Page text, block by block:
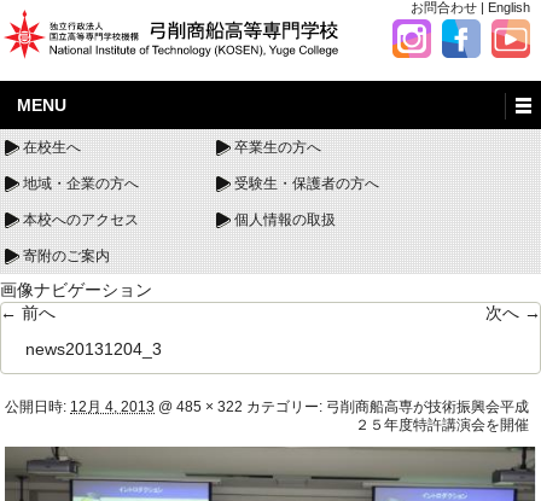
お問合わせ | English
MENU
在校生へ 卒業生の方へ
地域・企業の方へ 受験生・保護者の方へ
本校へのアクセス 個人情報の取扱
寄附のご案内
画像ナビゲーション
← 前へ
次へ →
news20131204_3
公開日時: 12月 4, 2013 @ 485 × 322 カテゴリー: 弓削商船高専が技術振興会平成
２５年度特許講演会を開催